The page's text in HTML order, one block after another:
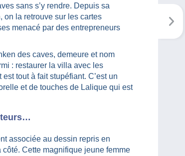
sans s’y rendre. Depuis sa
on la retrouve sur les cartes
menacé par des entrepreneurs
des caves, demeure et nom
: restaurer la villa avec les
tout à fait stupéfiant. C’est un
et de touches de Lalique qui est
associée au dessin repris en
Cette magnifique jeune femme